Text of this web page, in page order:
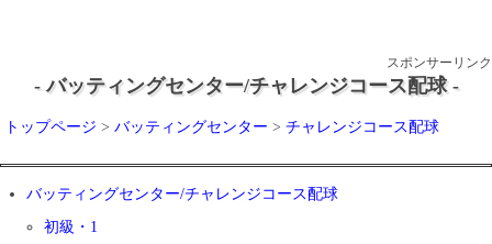
スポンサーリンク
- バッティングセンター/チャレンジコース配球 -
トップページ > バッティングセンター > チャレンジコース配球
バッティングセンター/チャレンジコース配球
初級・1